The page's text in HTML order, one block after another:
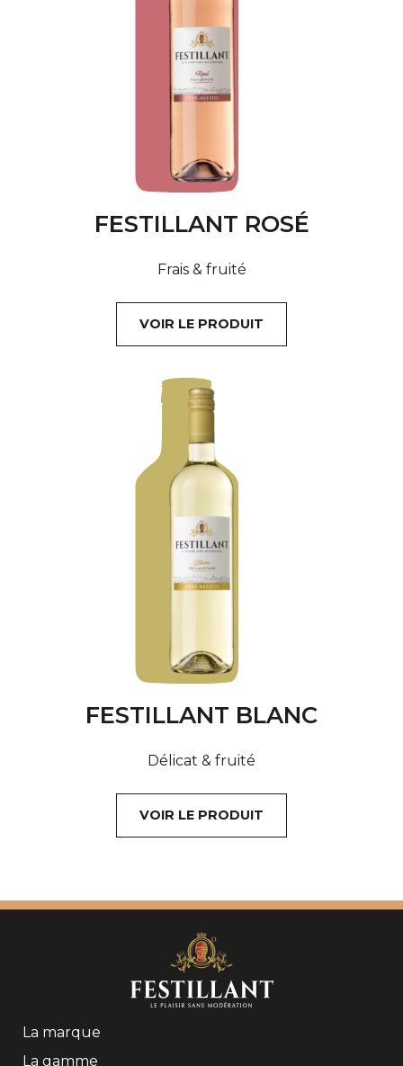
FESTILLANT ROSÉ
Frais & fruité
VOIR LE PRODUIT
FESTILLANT BLANC
Délicat & fruité
VOIR LE PRODUIT
La marque
La gamme